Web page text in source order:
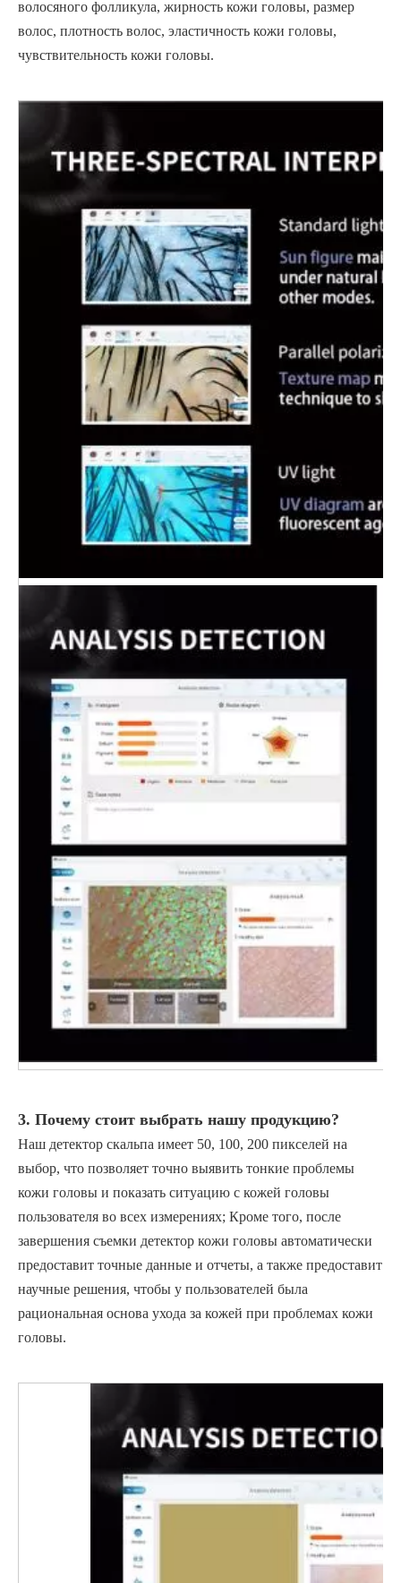
волосяного фолликула, жирность кожи головы, размер
волос, плотность волос, эластичность кожи головы,
чувствительность кожи головы.
3. Почему стоит выбрать нашу продукцию?
Наш детектор скальпа имеет 50, 100, 200 пикселей на
выбор, что позволяет точно выявить тонкие проблемы
кожи головы и показать ситуацию с кожей головы
пользователя во всех измерениях; Кроме того, после
завершения съемки детектор кожи головы автоматически
предоставит точные данные и отчеты, а также предоставит
научные решения, чтобы у пользователей была
рациональная основа ухода за кожей при проблемах кожи
головы.